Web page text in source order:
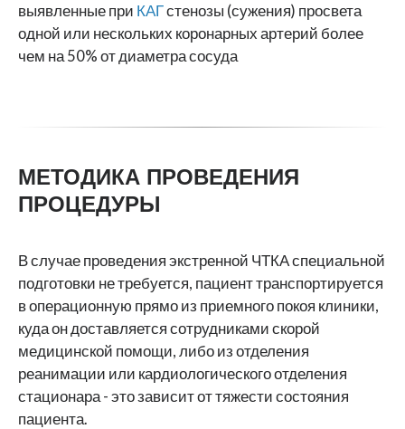
выявленные при КАГстенозы (сужения) просвета
одной или нескольких коронарных артерий более
чем на 50% от диаметра сосуда
МЕТОДИКА ПРОВЕДЕНИЯ
ПРОЦЕДУРЫ
В случае проведения экстренной ЧТКА специальной
подготовки не требуется, пациент транспортируется
в операционную прямо из приемного покоя клиники,
куда он доставляется сотрудниками скорой
медицинской помощи, либо из отделения
реанимации или кардиологического отделения
стационара - это зависит от тяжести состояния
пациента.